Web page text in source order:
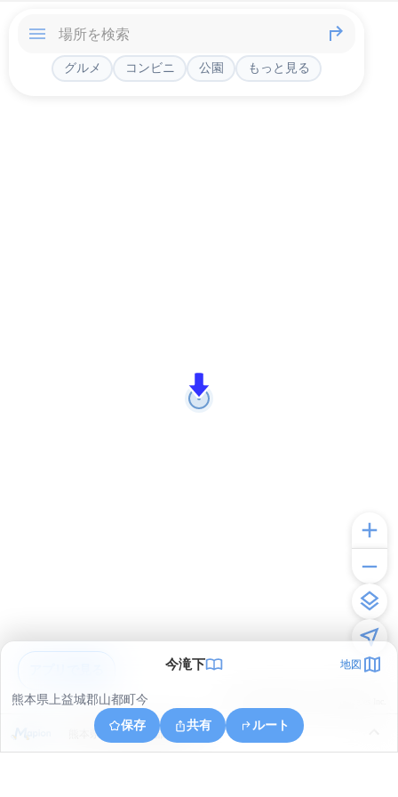
グルメ コンビニ 公園 もっと見る
今滝下 地図
熊本県上益城郡山都町今
保存
共有 ルート
熊本県上益城郡山都町米迫